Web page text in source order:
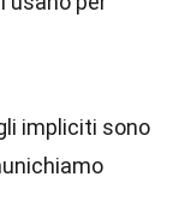
impliciti sono